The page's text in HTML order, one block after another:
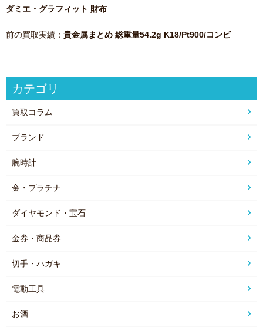
ダミエ・グラフィット 財布
前の買取実績： 貴金属まとめ 総重量54.2g K18/Pt900/コンビ
カテゴリ
買取コラム
ブランド
腕時計
金・プラチナ
ダイヤモンド・宝石
金券・商品券
切手・ハガキ
電動工具
お酒